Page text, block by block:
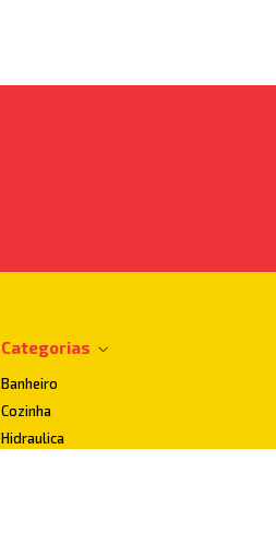
Categorias
Banheiro
Cozinha
Hidraulica